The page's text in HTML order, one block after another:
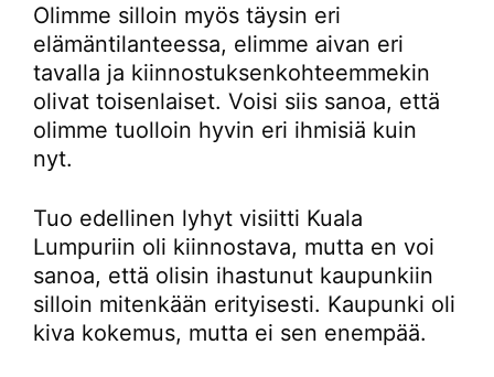
Olimme silloin myös täysin eri
elämäntilanteessa, elimme aivan eri
tavalla ja kiinnostuksenkohteemmekin
olivat toisenlaiset. Voisi siis sanoa, että
olimme tuolloin hyvin eri ihmisiä kuin
nyt.
Tuo edellinen lyhyt visiitti Kuala
Lumpuriin oli kiinnostava, mutta en voi
sanoa, että olisin ihastunut kaupunkiin
silloin mitenkään erityisesti. Kaupunki oli
kiva kokemus, mutta ei sen enempää.